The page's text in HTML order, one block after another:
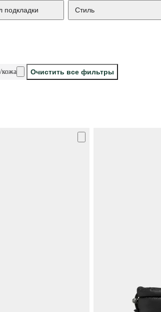
подкладки Стиль
кожа Очистить все фильтры